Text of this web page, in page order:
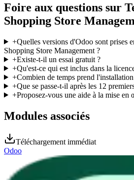
Foire aux questions sur
Shopping Store
+Quelles versions d'Odoo sont prises
Shopping Store Management ?
+Existe-t-il un essai gratuit ?
+Qu'est-ce qui est inclus dans la
+Combien de temps prend
+Que se passe-t-il après les 12
+Proposez-vous une aide à la mise en
Modules associés
Téléchargement immédiat
Odoo